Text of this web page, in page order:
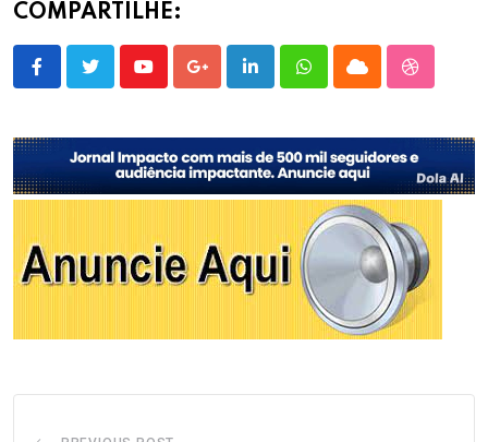
COMPARTILHE:
YoutubeGoogle+LinkedInWhatsappCloud